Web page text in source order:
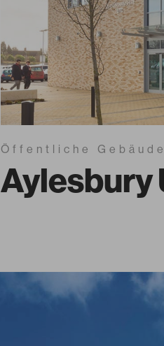
Öffentliche Gebäude
Aylesbury